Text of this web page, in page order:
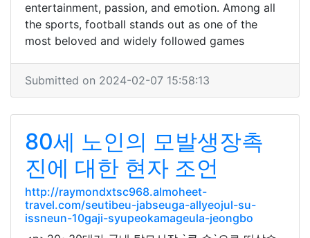
entertainment, passion, and emotion. Among all
the sports, football stands out as one of the
most beloved and widely followed games
Submitted on 2024-02-07 15:58:13
80세 노인의 모발생장촉
진에 대한 현자 조언
http://raymondxtsc968.almoheet-
travel.com/seutibeu-jabseuga-allyeojul-su-
issneun-10gaji-syupeokamageula-jeongbo